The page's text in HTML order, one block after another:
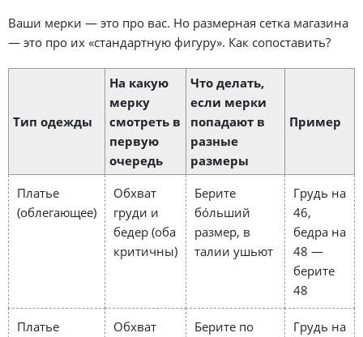
Ваши мерки — это про вас. Но размерная сетка магазина
— это про их «стандартную фигуру». Как сопоставить?
Тип одежды
На какую
мерку
смотреть в
первую
очередь
Что делать,
если мерки
попадают в
разные
размеры
Пример
Платье
(облегающее)
Обхват
груди и
бедер (оба
критичны)
Берите
бóльший
размер, в
талии ушьют
Грудь на
46,
бедра на
48 —
берите
48
Платье
Обхват
Берите по
Грудь на